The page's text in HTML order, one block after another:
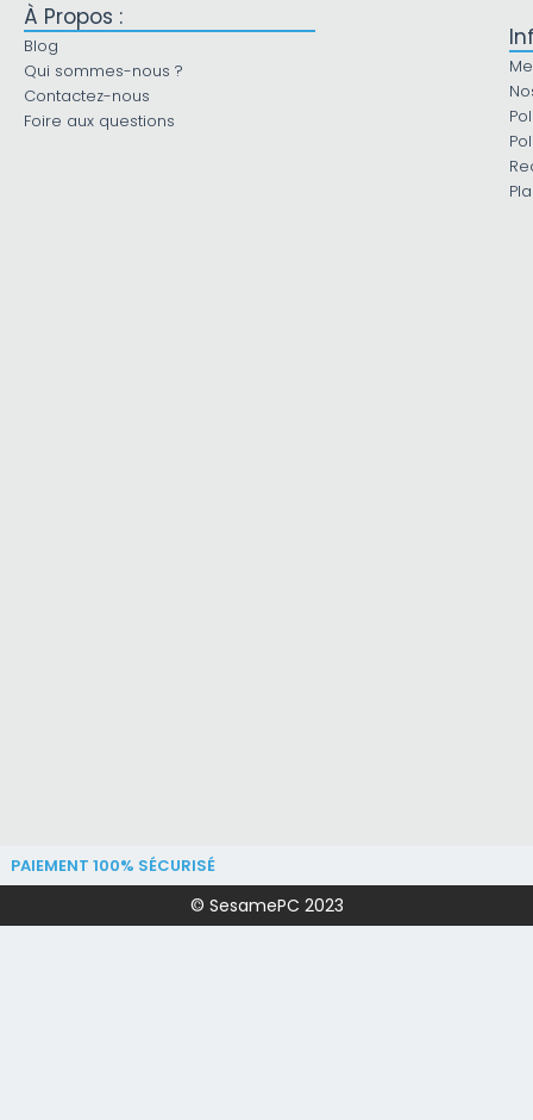
À Propos :
Blog
Qui sommes-nous ?
Contactez-nous
Foire aux questions
PAIEMENT 100% SÉCURISÉ
© SesamePC 2023